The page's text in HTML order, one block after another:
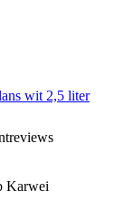
wit 2,5 liter
Karwei